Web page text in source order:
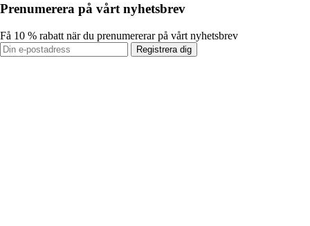
Prenumerera på vårt nyhetsbrev
Få 10 % rabatt när du prenumererar på vårt nyhetsbrev
Registrera dig